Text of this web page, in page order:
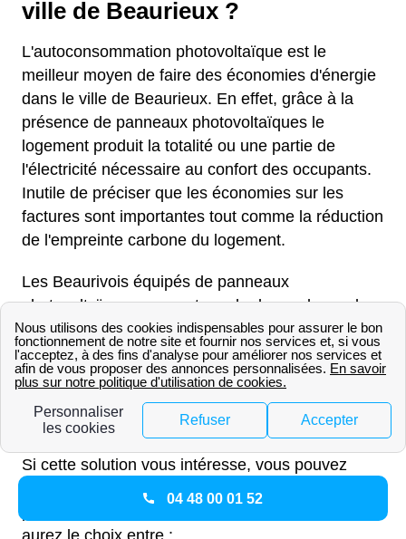
ville de Beaurieux ?
L'autoconsommation photovoltaïque est le
meilleur moyen de faire des économies d'énergie
dans le ville de Beaurieux. En effet, grâce à la
présence de panneaux photovoltaïques le
logement produit la totalité ou une partie de
l'électricité nécessaire au confort des occupants.
Inutile de préciser que les économies sur les
factures sont importantes tout comme la réduction
de l'empreinte carbone du logement.
Les Beaurivois équipés de panneaux
photovoltaïques peuvent vendre le surplus ou la
totalité de leur production aux fournisseurs
d'électricité. La Commission de régulation de
l'énergie et le gouvernement encadrent
soigneusement les tarifs et la vente d'électricité
verte par des particuliers.
Si cette solution vous intéresse, vous pouvez
aurez le choix entre :
04 48 00 01 52